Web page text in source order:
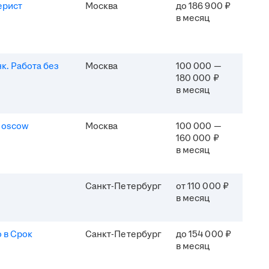
Москва
до 186 900 ₽
в месяц
Работа без Москва
100 000 —
180 000 ₽
в месяц
Москва
100 000 —
160 000 ₽
в месяц
Санкт-Петербург
от 110 000 ₽
в месяц
в Срок Санкт-Петербург
до 154 000 ₽
в месяц